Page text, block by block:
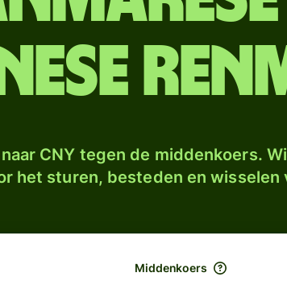
CNY tegen de middenkoers.
het sturen, besteden en wisselen
Middenkoers